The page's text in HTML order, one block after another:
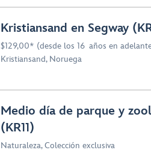
Kristiansand en Segway
$129,00* (desde los 16 años en
Kristiansand, Noruega
Medio día de parque y
(KR11)
Naturaleza,Colección exclusiva